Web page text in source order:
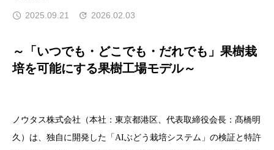
2025.09.21 2026.02.03
～「いつでも・どこでも・だれでも」果樹栽
培を可能にする果樹工場モデル～
ノウタス株式会社（本社：東京都港区、代表取締役会長：髙橋明
久）は、独自に開発した「AIぶどう栽培システム」の検証と特許